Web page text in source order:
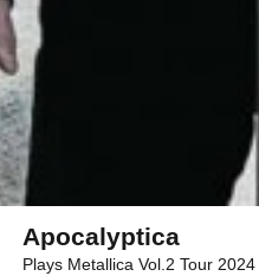
Apocalyptica
Plays Metallica Vol.2 Tour 2024